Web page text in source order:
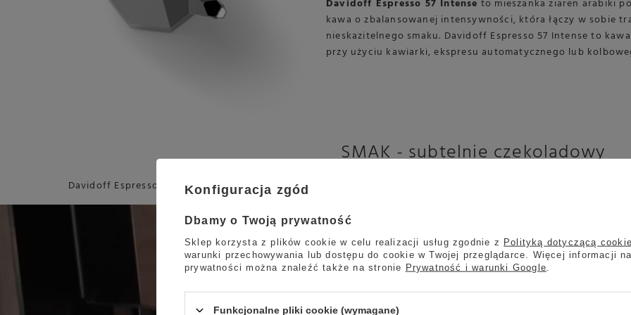
Davidoff Espresso 57 Intense to mieszanka ziaren arabiki
kawa o zbalansowanej intensywności, która łączy w sobie
nieskazitelnego smaku. Davidoff Espresso 57 Intense to
przy użyciu kawiarki, ekspresu automatycznego lub
SMAK - subtelnie czekoladowy
Davidoff Espresso 57 Intense posiada intensywny charakter, który jest zasługą ciemnego wypalenia ziaren. W jej
Konfiguracja zgód
Dbamy o Twoją prywatność
Sklep korzysta z plików cookie w celu realizacji usług zgodnie z Polityką dotyczącą
warunki przechowywania lub dostępu do cookie w Twojej przeglądarce. Więcej informacji
prywatności można znaleźć także na stronie Prywatność i warunki Google
Funkcjonalne pliki cookie (wymagane)